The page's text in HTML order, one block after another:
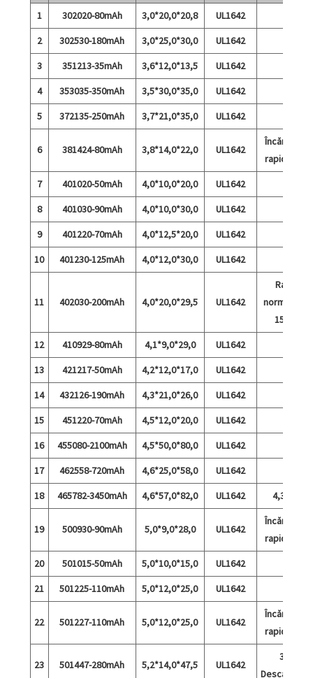
1 302020-80mAh 3,0*20,0*20,8
UL1642
2
302530-180mAh 3,0*25,0*30,0
UL1642
3
351213-35mAh 3,6*12,0*13,5
UL1642
4
353035-350mAh 3,5*30,0*35,0
UL1642
5
372135-250mAh 3,7*21,0*35,0 UL1642
6 381424-80mAh 3,8*14,0*22,0 UL1642
Încărcare
rapidă 5C
7
401020-50mAh 4,0*10,0*20,0
UL1642
8
401030-90mAh 4,0*10,0*30,0
UL1642
9
401220-70mAh 4,0*12,5*20,0
UL1642
10
401230-125mAh 4,0*12,0*30,0 UL1642
11 402030-200mAh 4,0*20,0*29,5 UL1642
Rată
normală și
15°C
12
410929-80mAh 4,1*9,0*29,0
UL1642
13
421217-50mAh 4,2*12,0*17,0
UL1642
14
432126-190mAh 4,3*21,0*26,0
UL1642
15
451220-70mAh 4,5*12,0*20,0
UL1642
16
455080-2100mAh 4,5*50,0*80,0
UL1642
17
462558-720mAh 4,6*25,0*58,0
UL1642
18
465782-3450mAh 4,6*57,0*82,0 UL1642 4,35 V
19 500930-90mAh 5,0*9,0*28,0 UL1642
Încărcare
rapidă 5C
20
501015-50mAh 5,0*10,0*15,0
UL1642
21
501225-110mAh 5,0*12,0*25,0 UL1642
22 501227-110mAh 5,0*12,0*25,0 UL1642
Încărcare
rapidă 5C
23 501447-280mAh 5,2*14,0*47,5 UL1642
3A
Descărcare